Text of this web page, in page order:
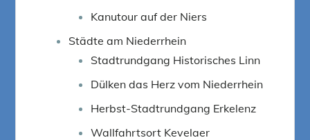
Kanutour auf der Niers
Städte am Niederrhein
Stadtrundgang Historisches Linn
Dülken das Herz vom Niederrhein
Herbst-Stadtrundgang Erkelenz
Wallfahrtsort Kevelaer